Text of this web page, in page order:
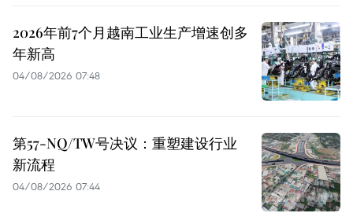
2026年前7个月越南工业生产增速创多
年新高
04/08/2026 07:48
第57-NQ/TW号决议：重塑建设行业
新流程
04/08/2026 07:44